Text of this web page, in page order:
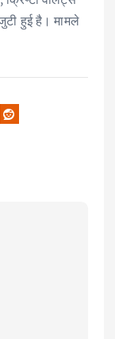
हुई है। मामले